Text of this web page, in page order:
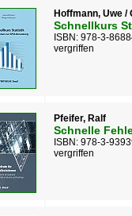
Hoffmann, Uwe /
Schnellkurs
ISBN: 978-3-
vergriffen
Pfeifer, Ralf
Schnelle
ISBN: 978-3-
vergriffen